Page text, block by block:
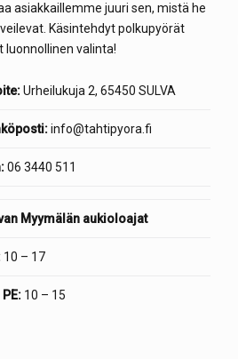
asiakkaillemme juuri sen, mistä he
Käsintehdyt polkupyörät
luonnollinen valinta!
Urheilukuja 2, 65450 SULVA
info@tahtipyora.fi
06 3440 511
Myymälän aukioloajat
10 – 17
10 – 15